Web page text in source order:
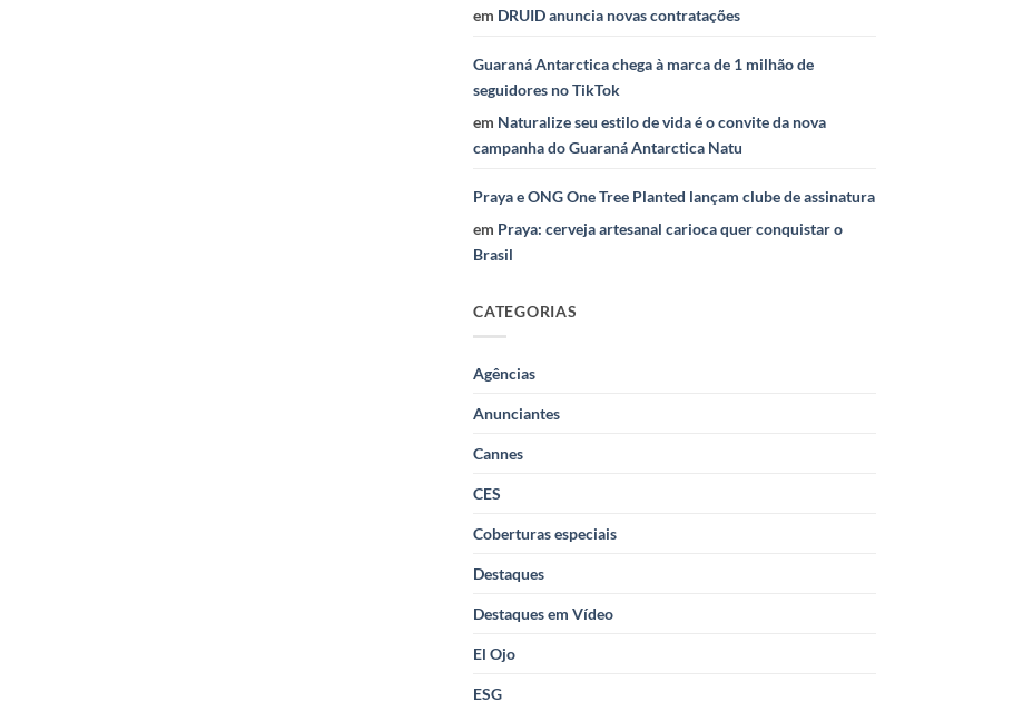
em DRUID anuncia novas contratações
Guaraná Antarctica chega à marca de 1 milhão de
seguidores no TikTok
em Naturalize seu estilo de vida é o convite da nova
campanha do Guaraná Antarctica Natu
Praya e ONG One Tree Planted lançam clube de assinatura
em Praya: cerveja artesanal carioca quer conquistar o
Brasil
CATEGORIAS
Agências
Anunciantes
Cannes
CES
Coberturas especiais
Destaques
Destaques em Vídeo
El Ojo
ESG